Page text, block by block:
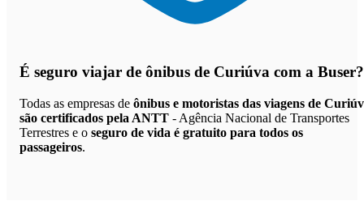
É seguro viajar de ônibus de Curiúva com a Buser?
Todas as empresas de ônibus e motoristas das viagens de
são certificados pela ANTT - Agência Nacional de Transportes
Terrestres e o seguro de vida é gratuito para todos os
passageiros.